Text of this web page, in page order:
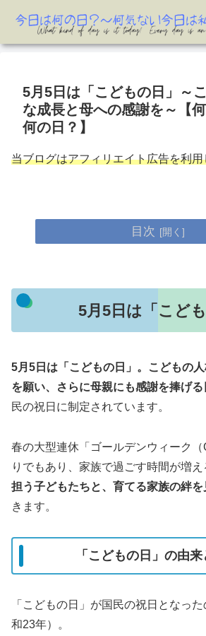
5月5日は「こどもの日」～
な成長と母への感謝を～【
何の日？】
当ブログはアフィリエイト広告を利
目次
5月5日は「こども
5月5日は「こどもの日」。こどもの
を願い、さらに母親にも感謝を捧げる
民の祝日に制定されています。
春の大型連休「ゴールデンウィーク（
りでもあり、家族で過ごす時間が増え
担う子どもたちと、育てる家族の絆を
きます。
「こどもの日」の由
「こどもの日」が国民の祝日となっ
和23年）。